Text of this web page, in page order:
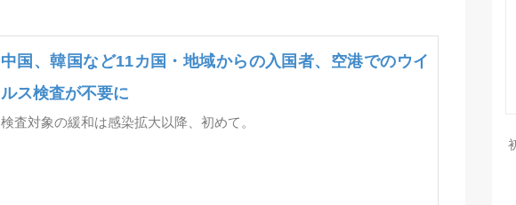
中国、韓国など11カ国・地域からの入国者、空港でのウイ
ルス検査が不要に
検査対象の緩和は感染拡大以降、初めて。